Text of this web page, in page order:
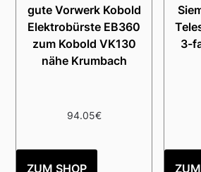
gute Vorwerk Kobold
Elektrobürste EB360
zum Kobold VK130
nähe Krumbach
94.05€
ZUM SHOP
3-